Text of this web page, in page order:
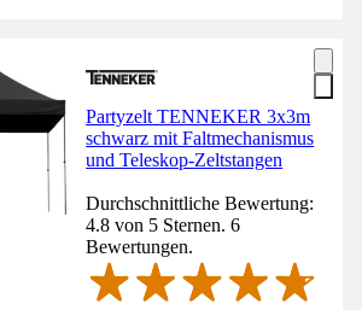
Partyzelt TENNEKER 3x3m
schwarz mit Faltmechanismus
und Teleskop-Zeltstangen
Durchschnittliche Bewertung:
4.8 von 5 Sternen. 6
Bewertungen.